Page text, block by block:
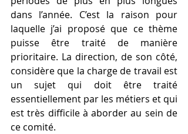
dans l’année. C’est la raison pour
laquelle j’ai proposé que ce thème
puisse être traité de manière
prioritaire. La direction, de son côté,
considère que la charge de travail est
un sujet qui doit être traité
essentiellement par les métiers et qui
est très difficile à aborder au sein de
ce comité.